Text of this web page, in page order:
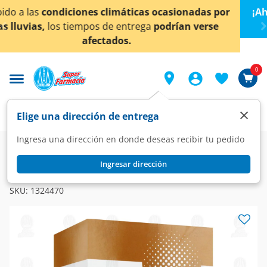
< div class="carousel-inner">
por
verse
¡Ahora también en Aguascalientes! Da
conocer detalles.
Elige una dirección de entrega
Ingresa una dirección en donde deseas recibir tu pedido
Ingresar dirección
×
0
Farmacia Medicina Hormonal Hormonales
Lenzetto Solución 1.53 mg, 6.5 ml.
SKU: 1324470